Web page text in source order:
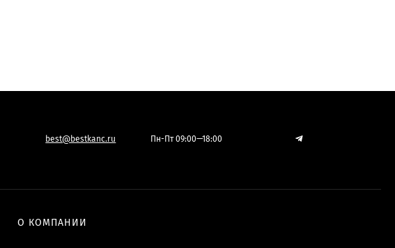
best@bestkanc.ru Пн-Пт 09:00—18:00
О КОМПАНИИ